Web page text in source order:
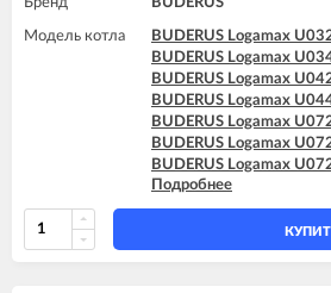
Модель котла
BUDERUS Logamax
BUDERUS Logamax
BUDERUS Logamax
BUDERUS Logamax
BUDERUS Logamax
BUDERUS Logamax
BUDERUS Logamax
BUDERUS Logamax
BUDERUS Logamax
BUDERUS Logamax
BUDERUS Logamax
Подробнее